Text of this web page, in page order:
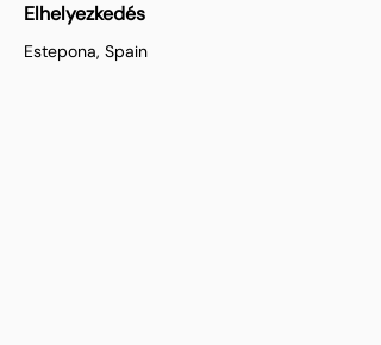
Elhelyezkedés
Estepona, Spain